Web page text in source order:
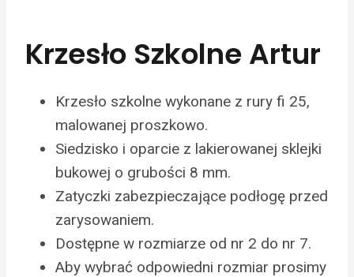
Krzesło Szkolne Artur
Krzesło szkolne wykonane z rury fi 25,
malowanej proszkowo.
Siedzisko i oparcie z lakierowanej sklejki
bukowej o grubości 8 mm.
Zatyczki zabezpieczające podłogę przed
zarysowaniem.
Dostępne w rozmiarze od nr 2 do nr 7.
Aby wybrać odpowiedni rozmiar prosimy